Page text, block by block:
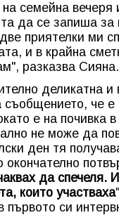
семейна вечеря
да се запиша за
приятелки ми
и в крайна
разказва Сияна.
деликатна и
съобщението, че е
е на почивка
не може да
ден тя
окончателно
да спечеля.
които участваха
първото си